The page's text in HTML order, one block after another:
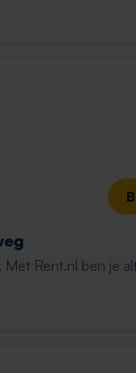
Rent.nl ben je